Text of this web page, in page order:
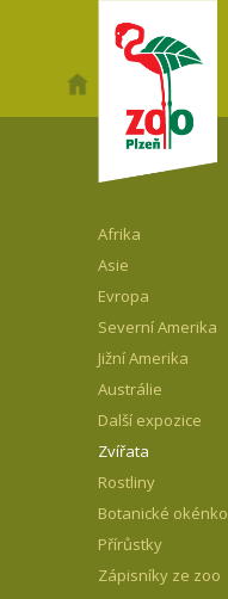
Afrika
Asie
Evropa
Severní Amerika
Jižní Amerika
Austrálie
Další expozice
Zvířata
Rostliny
Botanické okénko
Přírůstky
Zápisníky ze zoo